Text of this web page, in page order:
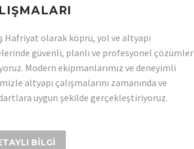
Hafriyat olarak köprü, yol ve altyapı
güvenli, planlı ve profesyonel çözümler
Modern ekipmanlarımız ve deneyimli
altyapı çalışmalarını zamanında ve
uygun şekilde gerçekleştiriyoruz.
BILGI